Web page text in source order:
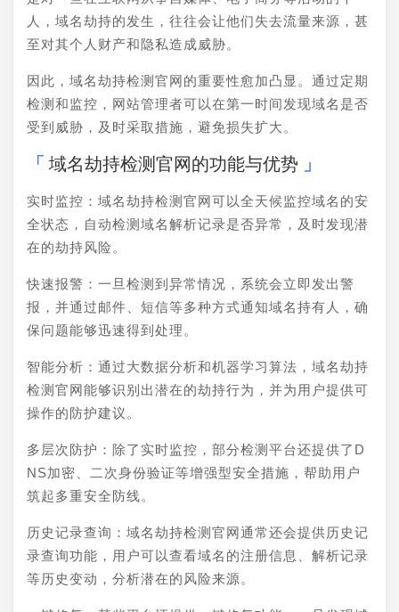
人，域名劫持的发生，往往会让他们失去流量来源，甚
至对其个人财产和隐私造成威胁。
因此，域名劫持检测官网的重要性愈加凸显。通过定期
检测和监控，网站管理者可以在第一时间发现域名是否
受到威胁，及时采取措施，避免损失扩大。
域名劫持检测官网的功能与优势
实时监控：域名劫持检测官网可以全天候监控域名的安
全状态，自动检测域名解析记录是否异常，及时发现潜
在的劫持风险。
快速报警：一旦检测到异常情况，系统会立即发出警
报，并通过邮件、短信等多种方式通知域名持有人，确
保问题能够迅速得到处理。
智能分析：通过大数据分析和机器学习算法，域名劫持
检测官网能够识别出潜在的劫持行为，并为用户提供可
操作的防护建议。
多层次防护：除了实时监控，部分检测平台还提供了D
NS加密、二次身份验证等增强型安全措施，帮助用户
筑起多重安全防线。
历史记录查询：域名劫持检测官网通常还会提供历史记
录查询功能，用户可以查看域名的注册信息、解析记录
等历史变动，分析潜在的风险来源。